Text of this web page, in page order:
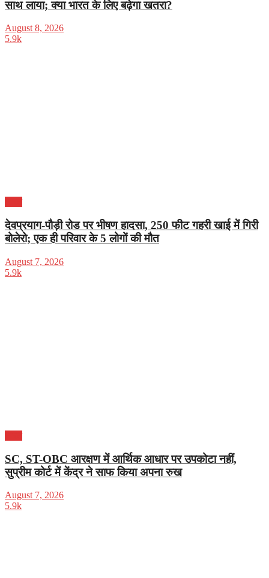
साथ लाया; क्या भारत के लिए बढ़ेगा खतरा?
August 8, 2026
5.9k
देवप्रयाग-पौड़ी रोड पर भीषण हादसा, 250 फीट गहरी खाई में गिरी
बोलेरो; एक ही परिवार के 5 लोगों की मौत
August 7, 2026
5.9k
SC, ST-OBC आरक्षण में आर्थिक आधार पर उपकोटा नहीं,
सुप्रीम कोर्ट में केंद्र ने साफ किया अपना रुख
August 7, 2026
5.9k